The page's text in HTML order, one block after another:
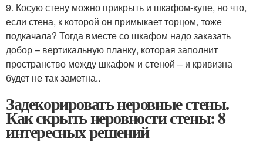
9. Косую стену можно прикрыть и шкафом-купе, но что,
если стена, к которой он примыкает торцом, тоже
подкачала? Тогда вместе со шкафом надо заказать
добор – вертикальную планку, которая заполнит
пространство между шкафом и стеной – и кривизна
будет не так заметна..
Задекорировать неровные стены.
Как скрыть неровности стены: 8
интересных решений